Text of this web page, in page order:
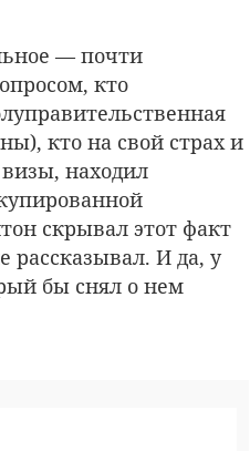
— почти
кто
кто на свой страх и
находил
скрывал этот факт
рассказывал. И да, у
бы снял о нем